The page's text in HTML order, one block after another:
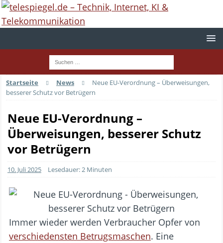
Startseite News
Neue EU-Verordnung – Überweisungen,
besserer Schutz vor Betrügern
Neue EU-Verordnung –
Überweisungen, besserer Schutz
vor Betrügern
10. Juli 2025 Lesedauer: 2 Minuten
Immer wieder werden Verbraucher Opfer von
verschiedensten Betrugsmaschen. Eine